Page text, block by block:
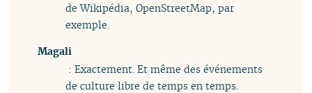
de Wikipédia, OpenStreetMap, par
exemple.
Magali
: Exactement. Et même des événements
de culture libre de temps en temps.